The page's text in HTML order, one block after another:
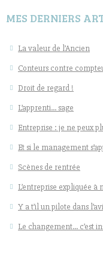
MES DERNIERS
La valeur de l’Ancien
Conteurs contre
Droit de regard !
L’apprenti… sage
Entreprise : je ne peux
Et si le management
Scènes de rentrée
L’entreprise expliquée à
Y a t’il un pilote dans
Le changement… c’est